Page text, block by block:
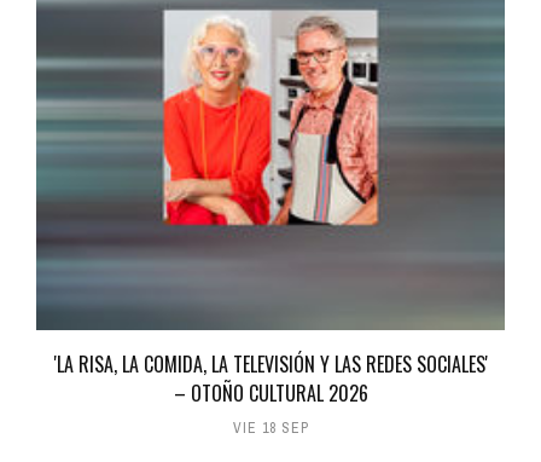
'LA RISA, LA COMIDA, LA TELEVISIÓN Y LAS REDES SOCIALES'
– OTOÑO CULTURAL 2026
VIE 18 SEP